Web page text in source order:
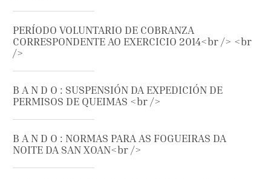
PERÍODO VOLUNTARIO DE COBRANZA
CORRESPONDENTE AO EXERCICIO 2014<br /> <br
/>
B A N D O : SUSPENSIÓN DA EXPEDICIÓN DE
PERMISOS DE QUEIMAS <br />
B A N D O : NORMAS PARA AS FOGUEIRAS DA
NOITE DA SAN XOAN<br />